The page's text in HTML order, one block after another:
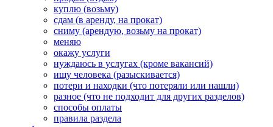
куплю (возьму)
сдам (в аренду, на прокат)
сниму (арендую, возьму на прокат)
меняю
окажу услуги
нуждаюсь в услугах (кроме вакансий)
ищу человека (разыскивается)
потери и находки (что потеряли или нашли)
разное (что не подходит для других разделов)
способы оплаты
правила раздела